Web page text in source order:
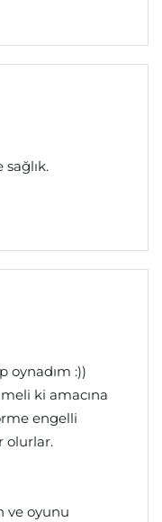
oynadım :))
ki amacına
engelli
olurlar.
ve oyunu